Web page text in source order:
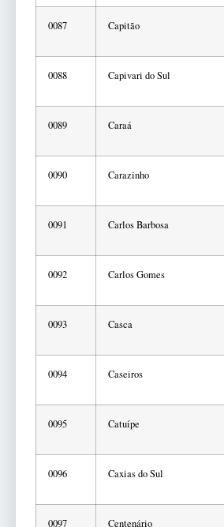
0087 Capitão
0088 Capivari do Sul
0089 Caraá
0090 Carazinho
0091 Carlos Barbosa
0092 Carlos Gomes
0093 Casca
0094 Caseiros
0095 Catuípe
0096 Caxias do Sul
0097 Centenário